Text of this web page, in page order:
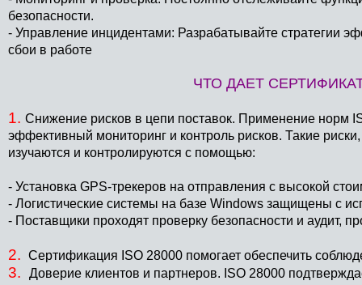
безопасности.
- Управление инцидентами: Разрабатывайте стратегии
сбои в работе
ЧТО ДАЕТ
1. Снижение рисков в цепи поставок. Применение норм
эффективный мониторинг и контроль рисков. Такие
изучаются и контролируются с помощью:
- Установка GPS-трекеров на отправления с высокой
- Логистические системы на базе Windows защищены с
- Поставщики проходят проверку безопасности и аудит,
2. Сертификация ISO 28000 помогает обеспечить
3. Доверие клиентов и партнеров. ISO 28000